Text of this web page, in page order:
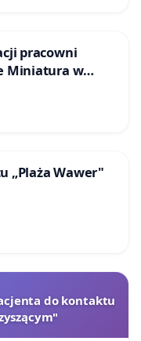
pracowni
Miniatura w
„Plaża Wawer"
do kontaktu